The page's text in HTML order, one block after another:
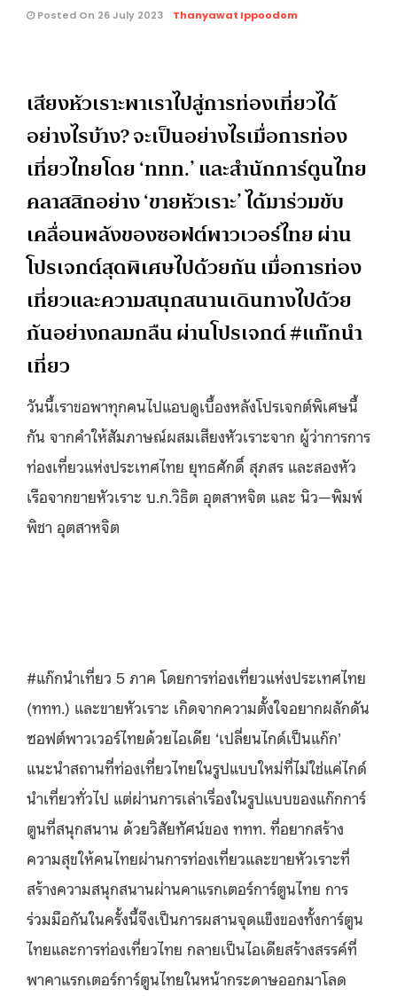
Posted On 26 July 2023 Thanyawat Ippoodom
เสียงหัวเราะพาเราไปสู่การท่องเที่ยวได้
อย่างไรบ้าง? จะเป็นอย่างไรเมื่อการท่อง
เที่ยวไทยโดย ‘ททท.’ และสำนักการ์ตูนไทย
คลาสสิกอย่าง ‘ขายหัวเราะ’ ได้มาร่วมขับ
เคลื่อนพลังของซอฟต์พาวเวอร์ไทย ผ่าน
โปรเจกต์สุดพิเศษไปด้วยกัน เมื่อการท่อง
เที่ยวและความสนุกสนานเดินทางไปด้วย
กันอย่างกลมกลืน ผ่านโปรเจกต์ #แก๊กนำ
เที่ยว
วันนี้เราขอพาทุกคนไปแอบดูเบื้องหลังโปรเจกต์พิเศษนี้
กัน จากคำให้สัมภาษณ์ผสมเสียงหัวเราะจาก ผู้ว่าการการ
ท่องเที่ยวแห่งประเทศไทย ยุทธศักดิ์ สุภสร และสองหัว
เรือจากขายหัวเราะ บ.ก.วิธิต อุตสาหจิต และ นิว—พิมพ์
พิชา อุตสาหจิต
#แก๊กนำเที่ยว 5 ภาค โดยการท่องเที่ยวแห่งประเทศไทย
(ททท.) และขายหัวเราะ เกิดจากความตั้งใจอยากผลักดัน
ซอฟต์พาวเวอร์ไทยด้วยไอเดีย ‘เปลี่ยนไกด์เป็นแก๊ก’
แนะนำสถานที่ท่องเที่ยวไทยในรูปแบบใหม่ที่ไม่ใช่แค่ไกด์
นำเที่ยวทั่วไป แต่ผ่านการเล่าเรื่องในรูปแบบของแก๊กการ์
ตูนที่สนุกสนาน ด้วยวิสัยทัศน์ของ ททท. ที่อยากสร้าง
ความสุขให้คนไทยผ่านการท่องเที่ยวและขายหัวเราะที่
สร้างความสนุกสนานผ่านคาแรกเตอร์การ์ตูนไทย การ
ร่วมมือกันในครั้งนี้จึงเป็นการผสานจุดแข็งของทั้งการ์ตูน
ไทยและการท่องเที่ยวไทย กลายเป็นไอเดียสร้างสรรค์ที่
พาคาแรกเตอร์การ์ตูนไทยในหน้ากระดาษออกมาโลด